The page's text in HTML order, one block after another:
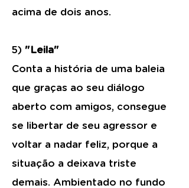
acima de dois anos.
5) "Leila"
Conta a história de uma baleia
que graças ao seu diálogo
aberto com amigos, consegue
se libertar de seu agressor e
voltar a nadar feliz, porque a
situação a deixava triste
demais. Ambientado no fundo